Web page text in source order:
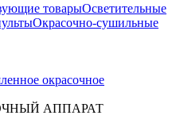
товарыОсветительные
Окрасочно-сушильные
окрасочное
АППАРАТ